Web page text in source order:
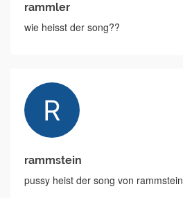
rammler
wie heisst der song??
rammstein
pussy heist der song von rammstein